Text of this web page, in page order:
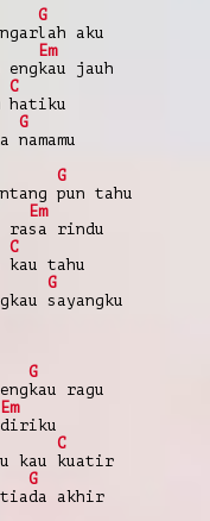
G
aku
Em
jauh
C
hatiku
G
G
pun tahu
Em
rasa rindu
C
tahu
G
sayangku
G
ragu
Em
C
kau kuatir
G
akhir